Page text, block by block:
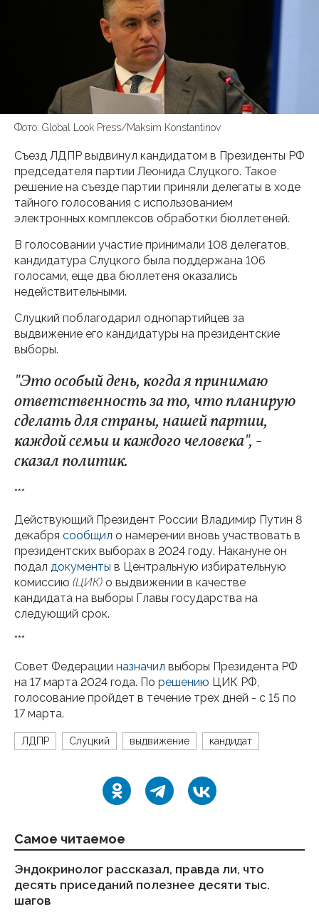
Фото: Global Look Press/Maksim Konstantinov
Съезд ЛДПР выдвинул кандидатом в Президенты РФ
председателя партии Леонида Слуцкого. Такое
решение на съезде партии приняли делегаты в ходе
тайного голосования с использованием
электронных комплексов обработки бюллетеней.
В голосовании участие принимали 108 делегатов,
кандидатура Слуцкого была поддержана 106
голосами, еще два бюллетеня оказались
недействительными.
Слуцкий поблагодарил однопартийцев за
выдвижение его кандидатуры на президентские
выборы.
"Это особый день, когда я принимаю
ответственность за то, что планирую
сделать для страны, нашей партии,
каждой семьи и каждого человека", -
сказал политик.
***
Действующий Президент России Владимир Путин 8
декабря сообщил о намерении вновь участвовать в
президентских выборах в 2024 году. Накануне он
подал документы в Центральную избирательную
комиссию (ЦИК) о выдвижении в качестве
кандидата на выборы Главы государства на
следующий срок.
***
Совет Федерации назначил выборы Президента РФ
на 17 марта 2024 года. По решению ЦИК РФ,
голосование пройдет в течение трех дней - с 15 по
17 марта.
ЛДПР Слуцкий выдвижение кандидат
Самое читаемое
Эндокринолог рассказал, правда ли, что
десять приседаний полезнее десяти тыс.
шагов